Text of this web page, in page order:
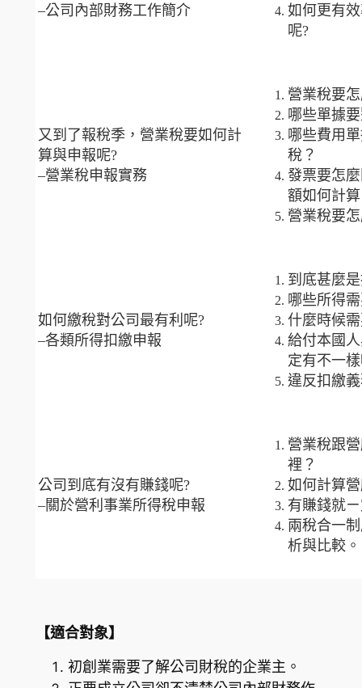
–公司內部財務工作簡介
如何更有
呢?
又到了報稅季，營業稅要如何計
算與申報呢?
–營業稅申報實務
營業稅要
哪些單據
哪些費用
稅？
發票要怎
額如何計
營業稅要
如何繳稅對公司最有利呢?
–各類所得扣繳申報
到底甚麼
哪些所得
什麼時候
給付本國
定有不一
違反扣繳
公司到底有沒有賺錢呢?
–關於營利事業所得稅申報
營業稅跟
裡？
如何計算
有賺錢就
兩稅合一
析與比較。
【適合對象】
初創業需要了解公司財稅的企業主。